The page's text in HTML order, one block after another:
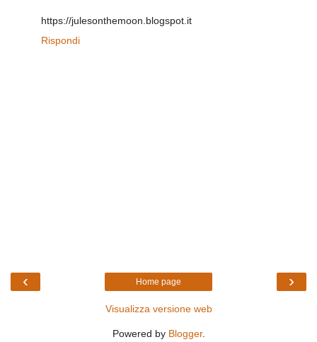
https://julesonthemoon.blogspot.it
Rispondi
‹ ›
Home page
Visualizza versione web
Powered by Blogger.